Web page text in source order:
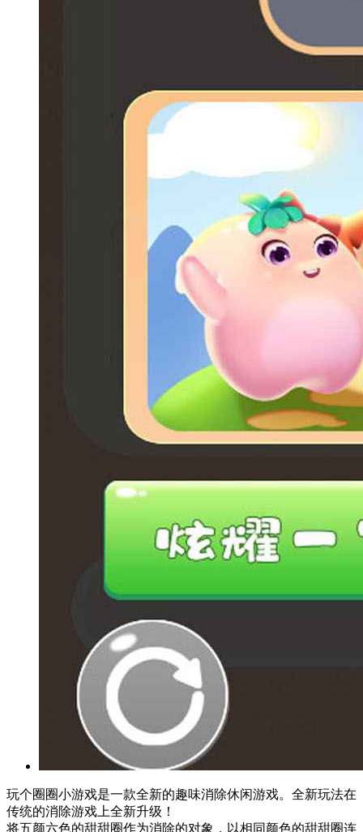
玩个圈圈小游戏是一款全新的趣味消除休闲游戏。全新玩法在
传统的消除游戏上全新升级！
将五颜六色的甜甜圈作为消除的对象，以相同颜色的甜甜圈连